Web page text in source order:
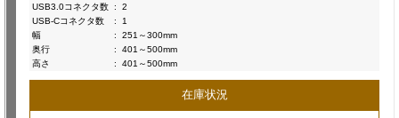
USB3.0コネクタ数 :
2
USB-Cコネクタ数
:
1
幅
:
251～300mm
奥行
:
401～500mm
高さ
: 401～500mm
在庫状況